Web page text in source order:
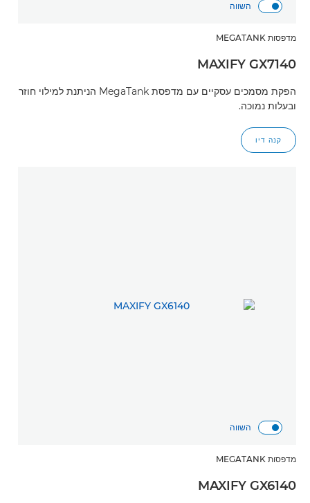
השווה
מדפסות MEGATANK
MAXIFY GX7140
הפקת מסמכים עסקיים עם מדפסת MegaTank הניתנת למילוי חוזר
ובעלות נמוכה.
קנה דיו
השווה
מדפסות MEGATANK
MAXIFY GX6140